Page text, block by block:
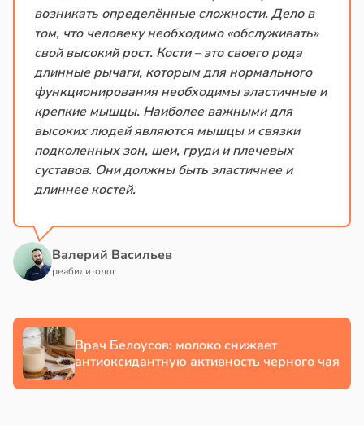
19:27
возникать определённые сложности. Дело в
том, что человеку необходимо «обслуживать»
свой высокий рост. Кости – это своего рода
длинные рычаги, которым для нормального
функционирования необходимы эластичные и
крепкие мышцы. Наиболее важными для
высоких людей являются мышцы и связки
подколенных зон, шеи, груди и плечевых
суставов. Они должны быть эластичнее и
длиннее костей.
Валерий Васильев
реабилитолог
Врач Белоусов: молоко снижает
антиоксидантную активность черного чая